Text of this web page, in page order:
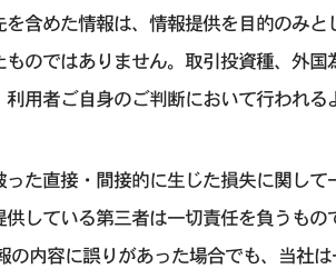
含めた情報は、情報提供を目的のみと
のではありません。取引投資種、外国
用者ご自身のご判断において行われる
た直接・間接的に生じた損失に関して
している第三者は一切責任を負うもの
内容に誤りがあった場合でも、当社